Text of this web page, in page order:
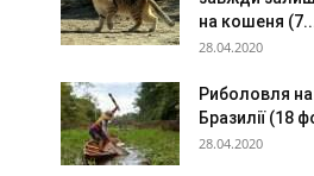
на кошеня
28.04.2020
Риболовля
Бразилії (18
28.04.2020